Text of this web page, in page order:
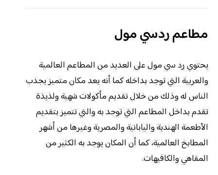
مطاعم ردسي مول
يحتوي رد سي مول على العديد من المطاعم العالمية
والعربية التي توجد بداخله كما أنه يعد مكان متميز يجذب
الناس له وذلك من خلال تقديم مأكولات شهية ولذيذة
تقدم بداخل المطاعم التي توجد به والتي تتميز بتقديم
الأطعمة الهندية واليابانية والمصرية وغيرها من أشهر
المطابخ العالمية، كما أن المكان يوجد به الكثير من
المقاهي والكافيهات.